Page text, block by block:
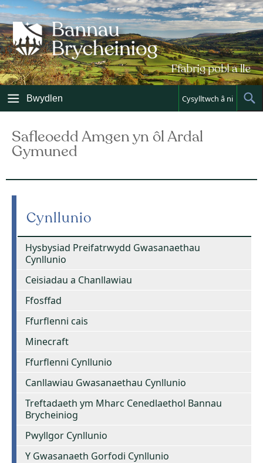
Skip
to
content
Bwydlen Cysylltwch â ni
Safleoedd Amgen yn ôl Ardal
Gymuned
Cynllunio
Hysbysiad Preifatrwydd Gwasanaethau
Cynllunio
Ceisiadau a Chanllawiau
Ffosffad
Ffurflenni cais
Minecraft
Ffurflenni Cynllunio
Canllawiau Gwasanaethau Cynllunio
Treftadaeth ym Mharc Cenedlaethol Bannau
Brycheiniog
Pwyllgor Cynllunio
Y Gwasanaeth Gorfodi Cynllunio